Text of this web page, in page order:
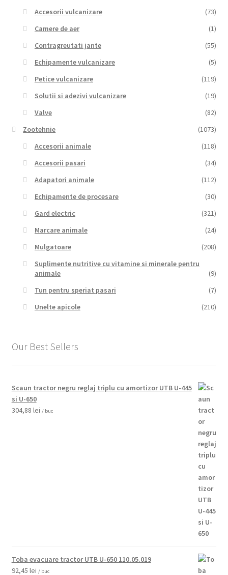
Accesorii vulcanizare
(73)
Camere de aer
(1)
Contragreutati jante
(55)
Echipamente vulcanizare
(5)
Petice vulcanizare
(119)
Solutii si adezivi vulcanizare
(19)
Valve
(82)
Zootehnie
(1073)
Accesorii animale
(118)
Accesorii pasari
(34)
Adapatori animale
(112)
Echipamente de procesare
(30)
Gard electric
(321)
Marcare animale
(24)
Mulgatoare
(208)
Suplimente nutritive cu vitamine si minerale pentru
animale
(9)
Tun pentru speriat pasari
(7)
Unelte apicole
(210)
Our Best Sellers
Scaun tractor negru reglaj triplu cu amortizor UTB U-445
si U-650
304,88 lei / buc
Toba evacuare tractor UTB U-650 110.05.019
92,45 lei / buc